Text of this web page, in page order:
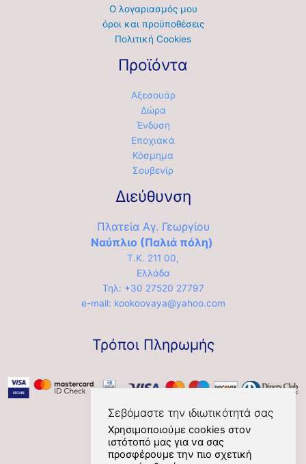
Ο λογαριασμός μου
όροι και προϋποθέσεις
Πολιτική Cookies
Προϊόντα
Αξεσουάρ
Δώρα
Ένδυση
Εποχιακά
Κόσμημα
Σουβενίρ
Διεύθυνση
Πλατεία Αγ. Γεωργίου
Ναύπλιο (Παλιά πόλη)
Τ.Κ. 211 00,
Ελλάδα
Τηλ: +30 27520 27797
e-mail: kookoovaya@yahoo.com
Τρόποι Πληρωμής
Social
Σεβόμαστε την ιδιωτικότητά σας
Χρησιμοποιούμε cookies στον
ιστότοπό μας για να σας
προσφέρουμε την πιο σχετική